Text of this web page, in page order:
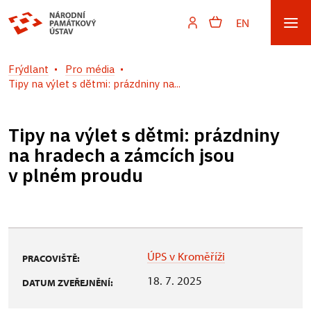
EN
Frýdlant
Pro média
Tipy na výlet s dětmi: prázdniny na...
Tipy na výlet s dětmi: prázdniny
na hradech a zámcích jsou
v plném proudu
PRACOVIŠTĚ: ÚPS v Kroměříži
DATUM ZVEŘEJNĚNÍ: 18. 7. 2025